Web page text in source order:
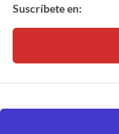
Suscríbete en: